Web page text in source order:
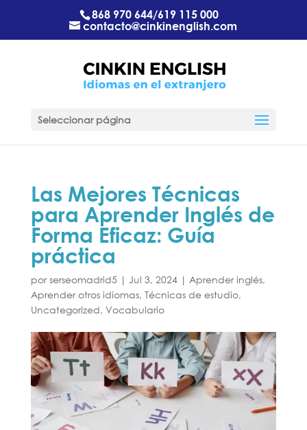
868 970 644/619 115 000
contacto@cinkinenglish.com
Seleccionar página
Las Mejores Técnicas
para Aprender Inglés de
Forma Eficaz: Guía
práctica
porserseomadrid5 | Jul 3, 2024| Aprender inglés,
Aprender otros idiomas, Técnicas de estudio,
Uncategorized, Vocabulario